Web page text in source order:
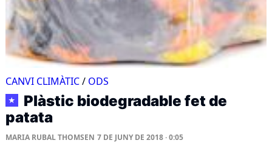
CANVI CLIMÀTIC/ ODS
★
Plàstic biodegradable fet de
patata
MARIA RUBAL THOMSEN 7 DE JUNY DE 2018 · 0:05